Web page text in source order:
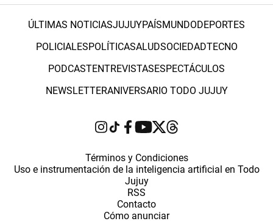
ÚLTIMAS NOTICIASJUJUYPAÍSMUNDODEPORTES
POLICIALESPOLÍTICASALUDSOCIEDADTECNO
PODCASTENTREVISTASESPECTÁCULOS
NEWSLETTERANIVERSARIO TODO JUJUY
Términos y Condiciones
Uso e instrumentación de la inteligencia artificial en Todo
Jujuy
RSS
Contacto
Cómo anunciar